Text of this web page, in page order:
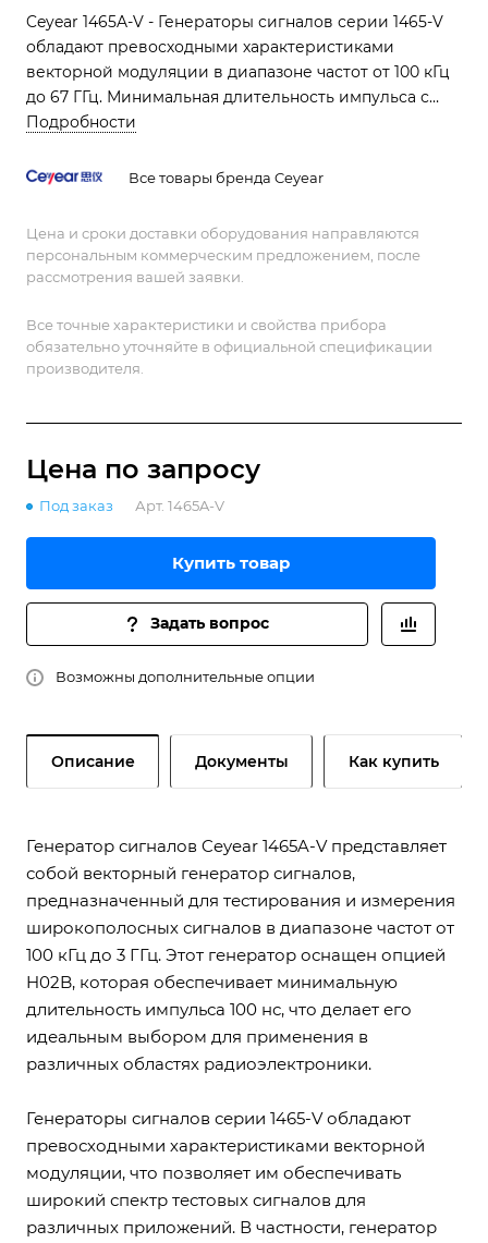
Ceyear 1465A-V - Генераторы сигналов серии 1465-V
обладают превосходными характеристиками
векторной модуляции в диапазоне частот от 100 кГц
до 67 ГГц. Минимальная длительность импульса с
опцией H02B - 100 нс
Подробности
Все товары бренда Ceyear
Цена и сроки доставки оборудования направляются
персональным коммерческим предложением, после
рассмотрения вашей заявки.
Все точные характеристики и свойства прибора
обязательно уточняйте в официальной спецификации
производителя.
Цена по запросу
Под заказ Арт. 1465A-V
Купить товар
Задать вопрос
Возможны дополнительные опции
Описание Документы Как купить
Генератор сигналов Ceyear 1465A-V представляет
собой векторный генератор сигналов,
предназначенный для тестирования и измерения
широкополосных сигналов в диапазоне частот от
100 кГц до 3 ГГц. Этот генератор оснащен опцией
H02B, которая обеспечивает минимальную
длительность импульса 100 нс, что делает его
идеальным выбором для применения в
различных областях радиоэлектроники.
Генераторы сигналов серии 1465-V обладают
превосходными характеристиками векторной
модуляции, что позволяет им обеспечивать
широкий спектр тестовых сигналов для
различных приложений. В частности, генератор